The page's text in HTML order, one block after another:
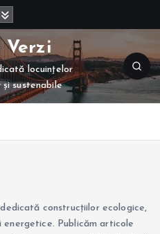
Verzi
locuințelor
sustenabile
construcțiilor ecologice,
energetice. Publicăm articole